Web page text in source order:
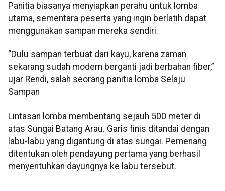
Panitia biasanya menyiapkan perahu untuk lomba
utama, sementara peserta yang ingin berlatih dapat
menggunakan sampan mereka sendiri.
“Dulu sampan terbuat dari kayu, karena zaman
sekarang sudah modern berganti jadi berbahan fiber,”
ujar Rendi, salah seorang panitia lomba Selaju
Sampan
Lintasan lomba membentang sejauh 500 meter di
atas Sungai Batang Arau. Garis finis ditandai dengan
labu-labu yang digantung di atas sungai. Pemenang
ditentukan oleh pendayung pertama yang berhasil
menyentuhkan dayungnya ke labu tersebut.